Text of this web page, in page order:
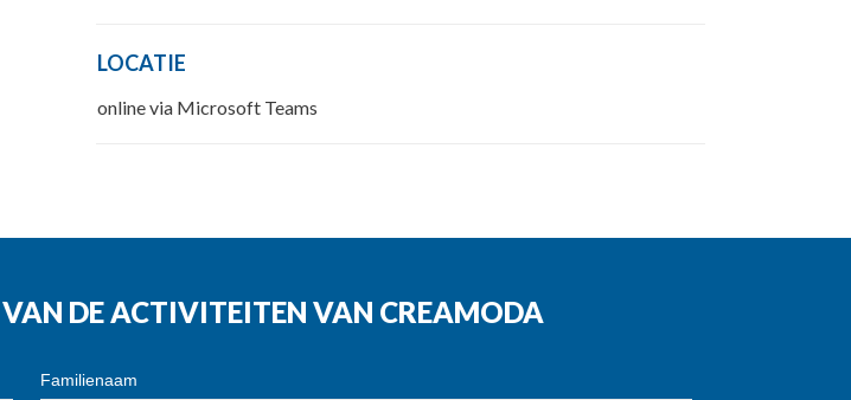
LOCATIE
online via Microsoft Teams
DE ACTIVITEITEN VAN CREAMODA
Familienaam